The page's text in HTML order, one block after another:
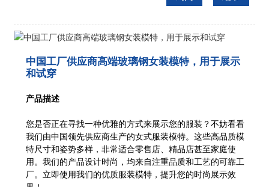
中国工厂供应商高端玻璃钢女装模特，用于展示
和试穿
产品描述
您是否正在寻找一种优雅的方式来展示您的服装？不妨看看
我们由中国领先供应商生产的女式服装模特。这些高品质模
特尺寸和姿势多样，非常适合零售店、精品店甚至家庭使
用。我们的产品设计时尚，均来自注重品质和工艺的可靠工
厂。立即使用我们的优质服装模特，提升您的时尚展示效